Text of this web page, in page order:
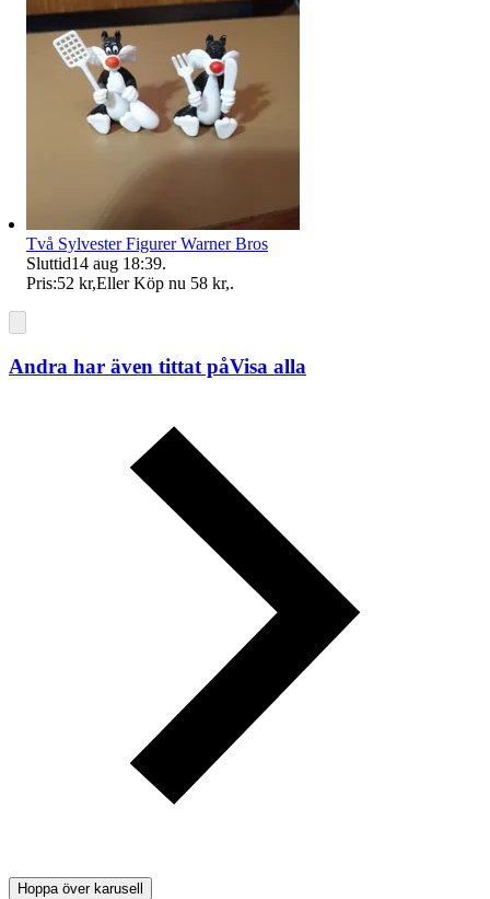
Två Sylvester Figurer Warner Bros
Sluttid14 aug 18:39.
Pris:52 kr,Eller Köp nu 58 kr,.
Andra har även tittat påVisa alla
Hoppa över karusell